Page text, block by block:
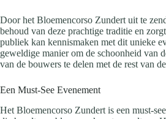
Door het Bloemencorso Zundert uit te
behoud van deze prachtige traditie en
publiek kan kennismaken met dit unieke
geweldige manier om de schoonheid van
van de bouwers te delen met de rest van
Een Must-See Evenement
Het Bloemencorso Zundert is een must-